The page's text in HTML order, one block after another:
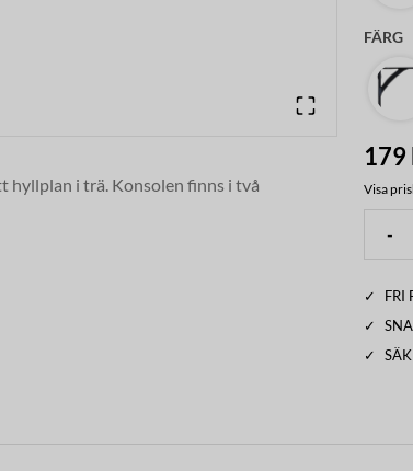
i trä. Konsolen finns i två
FÄRG
179
Visa
-
✓
FRI
✓
✓